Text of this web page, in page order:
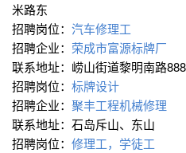
米路东
招聘岗位： 汽车修理工
招聘企业： 荣成市富源标牌厂
联系地址：崂山街道黎明南路
招聘岗位： 标牌设计
招聘企业： 聚丰工程机械修理
联系地址：石岛斥山、东山
招聘岗位： 修理工，学徒工